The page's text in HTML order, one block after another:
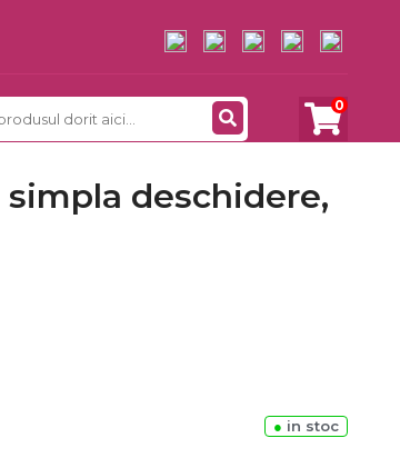
0
simpla deschidere,
● in stoc